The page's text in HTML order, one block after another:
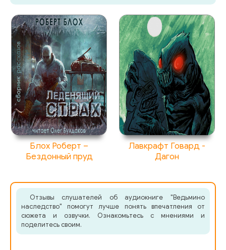
Блох Роберт –
Бездонный пруд
Лавкрафт Говард -
Дагон
Отзывы слушателей об аудиокниге "Ведьмино
наследство" помогут лучше понять впечатления от
сюжета и озвучки. Ознакомьтесь с мнениями и
поделитесь своим.